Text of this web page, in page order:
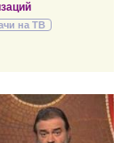
на ТВ